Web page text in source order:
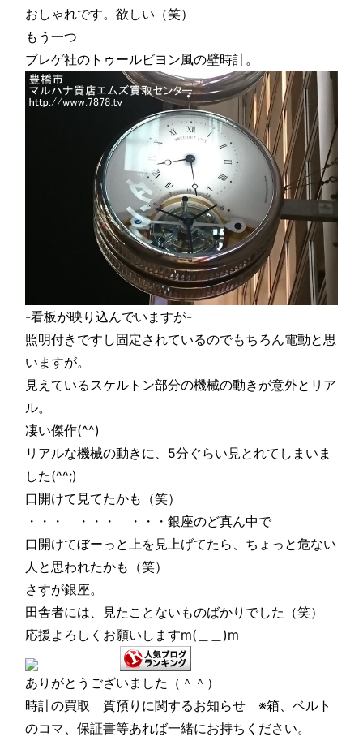
おしゃれです。欲しい（笑）
もう一つ
ブレゲ社のトゥールビヨン風の壁時計。
-看板が映り込んでいますが-
照明付きですし固定されているのでもちろん電動と思
いますが。
見えているスケルトン部分の機械の動きが意外とリア
ル。
凄い傑作(^^)
リアルな機械の動きに、5分ぐらい見とれてしまいま
した(^^;)
口開けて見てたかも（笑）
・・・ ・・・ ・・・銀座のど真ん中で
口開けてぼーっと上を見上げてたら、ちょっと危ない
人と思われたかも（笑）
さすが銀座。
田舎者には、見たことないものばかりでした（笑）
応援よろしくお願いしますm(＿＿)m
ありがとうございました（＾＾）
時計の買取 質預りに関するお知らせ ※箱、ベルト
のコマ、保証書等あれば一緒にお持ちください。